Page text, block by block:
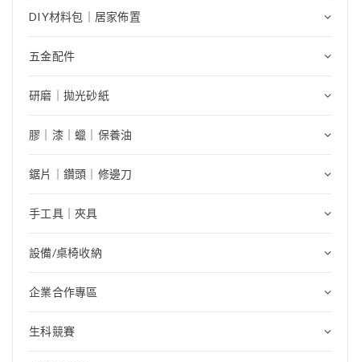
DIY材料包｜居家佈置
五金配件
研磨｜拋光砂紙
膠｜漆｜蠟｜保養油
鋸片｜鑽頭｜修邊刀
手工具｜夾具
設備/桌椅收納
企業合作專區
生科競賽